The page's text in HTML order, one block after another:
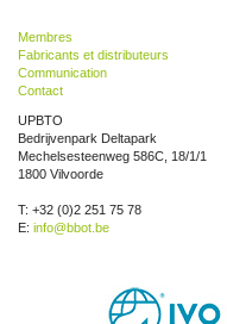
Membres
Fabricants et distributeurs
Communication
Contact
UPBTO
Bedrijvenpark Deltapark
Mechelsesteenweg 586C, 18/1/1
1800 Vilvoorde
T: +32 (0)2 251 75 78
E: info@bbot.be